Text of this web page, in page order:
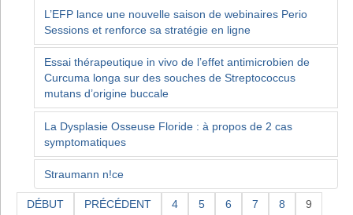
L’EFP lance une nouvelle saison de webinaires Perio
Sessions et renforce sa stratégie en ligne
Essai thérapeutique in vivo de l’effet antimicrobien de
Curcuma longa sur des souches de Streptococcus
mutans d’origine buccale
La Dysplasie Osseuse Floride : à propos de 2 cas
symptomatiques
Straumann n!ce
DÉBUT PRÉCÉDENT 4 5 6 7 8 9